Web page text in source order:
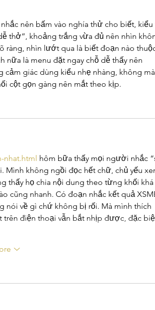
nên bấm vào nghía thử cho biết, kiểu
thở”, khoảng trắng vừa đủ nên nhìn
ràng, nhìn lướt qua là biết đoạn nào
nữa là menu đặt ngay chỗ dễ thấy nên
cảm giác dùng kiểu nhẹ nhàng, không
cột gọn gàng nên mắt theo kịp.
nhat.html hôm bữa thấy mọi người nhắc
Mình không ngồi đọc hết chữ, chủ yếu
thấy họ chia nội dung theo từng khối khá
cũng nhanh. Có đoạn nhắc kết quả
nói về gì chứ không bị rối. Mà mình thích
điện thoại vẫn bắt nhịp được, đặc